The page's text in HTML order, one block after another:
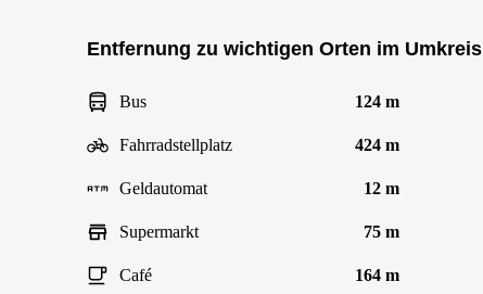
Entfernung zu wichtigen Orten im Umkreis
Bus 124 m
Fahrradstellplatz 424 m
Geldautomat 12 m
Supermarkt 75 m
Café 164 m